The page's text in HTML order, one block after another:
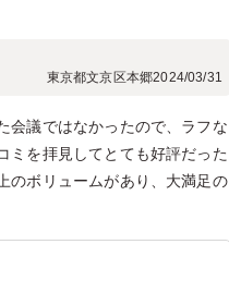
東京都文京区本郷2024/03/31
会議ではなかったので、ラフな
ミを拝見してとても好評だった
のボリュームがあり、大満足の